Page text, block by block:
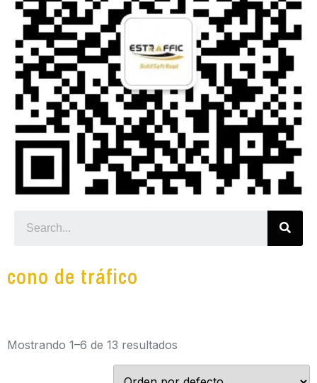
cono de tráfico
Mostrando 1–6 de 13 resultados